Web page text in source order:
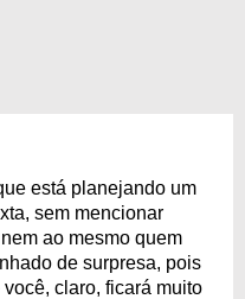
está planejando um
sem mencionar
ao mesmo quem
de surpresa, pois
claro, ficará muito